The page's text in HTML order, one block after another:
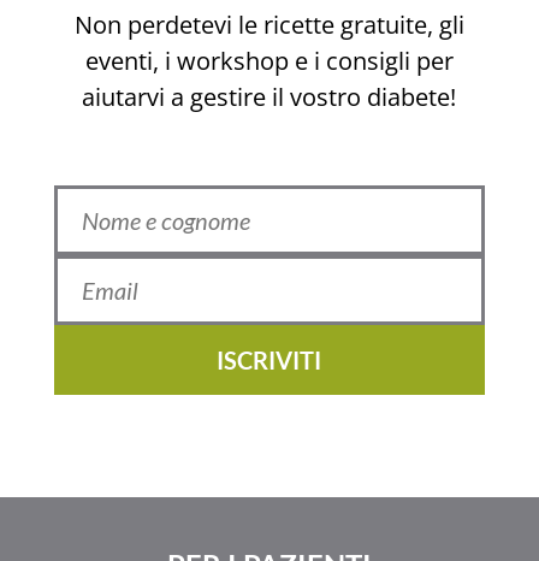
Non perdetevi le ricette gratuite, gli
eventi, i workshop e i consigli per
aiutarvi a gestire il vostro diabete!
ISCRIVITI